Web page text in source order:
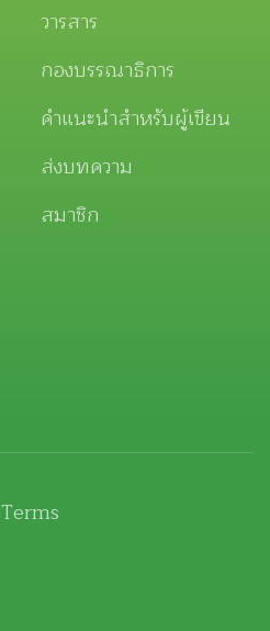
วารสาร
กองบรรณาธิการ
คำแนะนำสำหรับผู้เขียน
ส่งบทความ
สมาชิก
Terms